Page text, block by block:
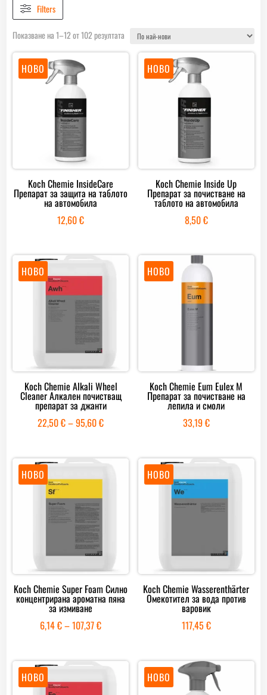
Filters
Показване на 1–12 от 102 резултата Sorted
НОВО
Koch Chemie InsideCare
Препарат за защита на таблото
на автомобила
12,60€
НОВО
Koch Chemie Inside Up
Препарат за почистване на
таблото на автомобила
8,50€
НОВО
Koch Chemie Alkali Wheel
Cleaner Алкален почистващ
препарат за джанти
22,50€–95,60€Price
НОВО
Koch Chemie Eum Eulex M
Препарат за почистване на
лепила и смоли
33,19€
НОВО
Koch Chemie Super Foam Силно
концентрирана ароматна пяна
за измиване
6,14€–107,37€Price
107,37 €
НОВО
Koch Chemie Wasserenthärter
Oмекотител за вода против
варовик
117,45€
НОВО НОВО